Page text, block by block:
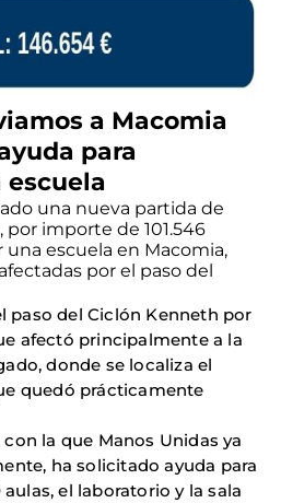
a Macomia
para
una nueva partida de
importe de 101.546
escuela en Macomia,
por el paso del
paso del Ciclón Kenneth por
afectó principalmente a la
donde se localiza el
quedó prácticamente
la que Manos Unidas ya
ha solicitado ayuda para
el laboratorio y la sala